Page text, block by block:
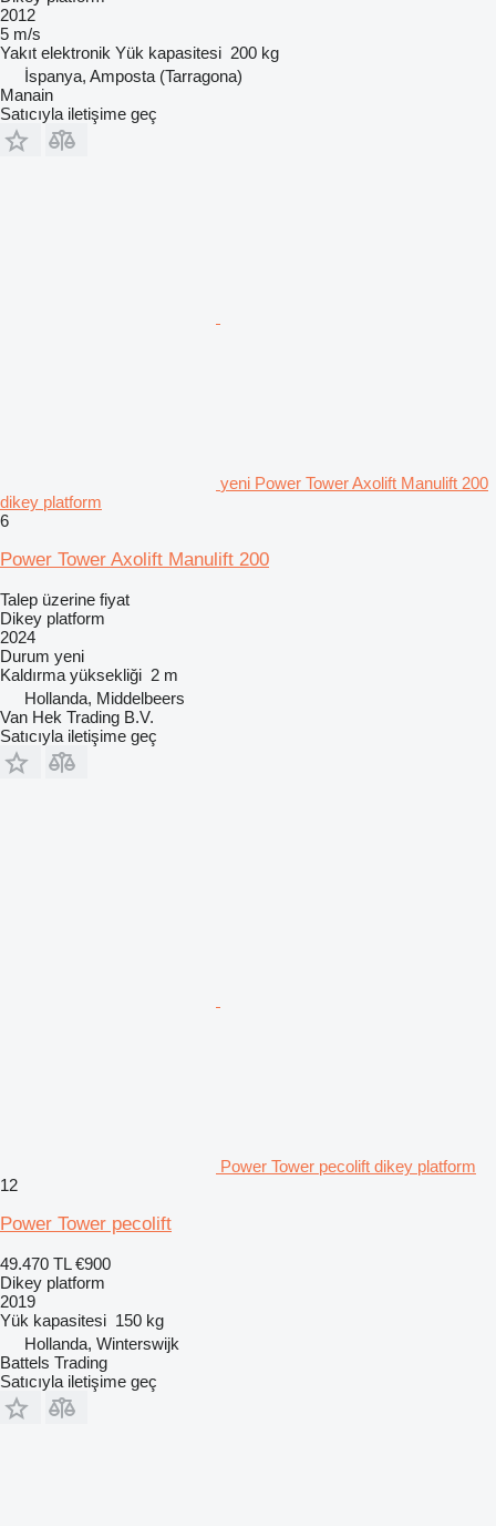
2012
5 m/s
Yakıt elektronik Yük kapasitesi 200 kg
İspanya, Amposta (Tarragona)
Manain
Satıcıyla iletişime geç
yeni Power Tower Axolift Manulift 200
dikey platform
6
Power Tower Axolift Manulift 200
Talep üzerine fiyat
Dikey platform
2024
Durum yeni
Kaldırma yüksekliği 2 m
Hollanda, Middelbeers
Van Hek Trading B.V.
Satıcıyla iletişime geç
Power Tower pecolift dikey platform
12
Power Tower pecolift
49.470 TL €900
Dikey platform
2019
Yük kapasitesi 150 kg
Hollanda, Winterswijk
Battels Trading
Satıcıyla iletişime geç